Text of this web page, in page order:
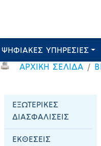
ΨΗΦΙΑΚΕΣ ΥΠΗΡΕΣΙΕΣ
ΑΡΧΙΚΗ ΣΕΛΙΔΑ
ΕΞΩΤΕΡΙΚΕΣ
ΔΙΑΣΦΑΛΙΣΕΙΣ
ΕΚΘΕΣΕΙΣ